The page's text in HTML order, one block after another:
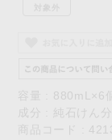
容量 : 880mL×6個
成分 : 純石けん
商品コード :